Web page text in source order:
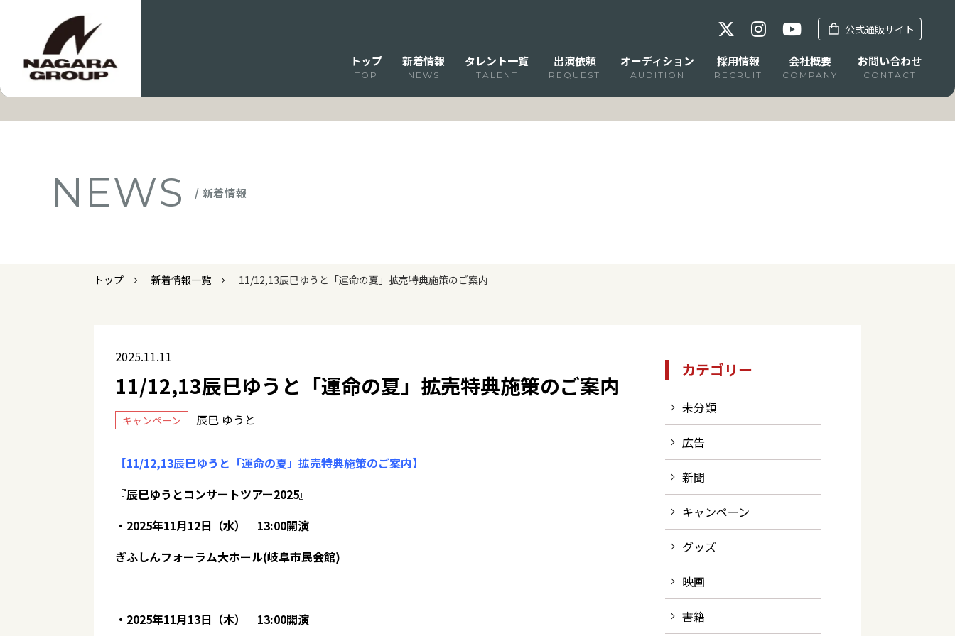
公式通販サイト
トップ
TOP
新着情報
NEWS
タレント一覧
TALENT
出演依頼
REQUEST
オーディション
AUDITION
採用情報
RECRUIT
会社概要
COMPANY
お問い合わせ
CONTACT
NEWS / 新着情報
トップ 新着情報一覧 11/12,13辰巳ゆうと「運命の夏」拡売特典施策のご案内
2025.11.11
11/12,13辰巳ゆうと「運命の夏」拡売特典施策のご案内
キャンペーン 辰巳 ゆうと
【11/12,13辰巳ゆうと「運命の夏」拡売特典施策のご案内】
『辰巳ゆうとコンサートツアー2025』
・2025年11月12日（水） 13:00開演
ぎふしんフォーラム大ホール(岐阜市民会館)
・2025年11月13日（木） 13:00開演
カテゴリー
未分類
広告
新聞
キャンペーン
グッズ
映画
書籍